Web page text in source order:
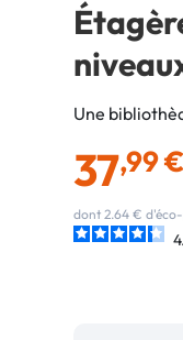
Une
37,99 €
dont 2.64 €